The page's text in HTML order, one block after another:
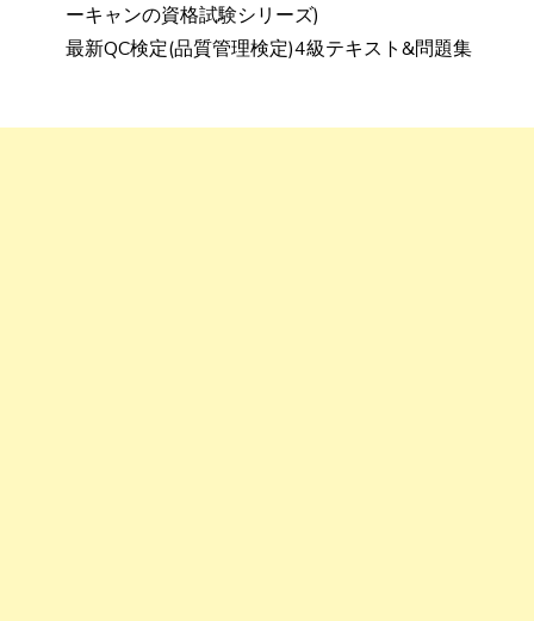
ーキャンの資格試験シリーズ)
最新QC検定(品質管理検定)4級テキスト&問題集